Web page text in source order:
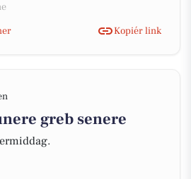
Kopiér link
greb senere